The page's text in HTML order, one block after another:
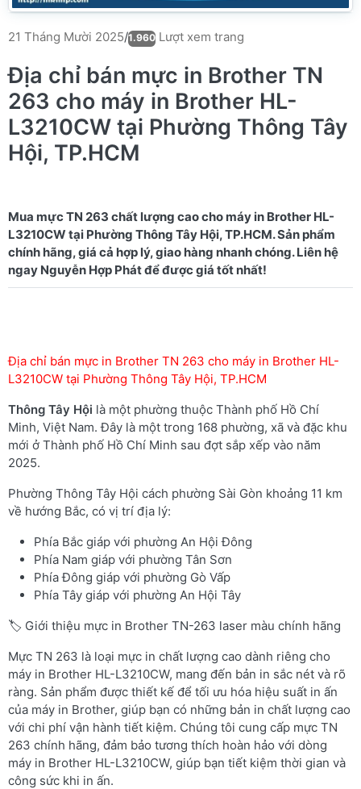
21 Tháng Mười 2025/1.960 Lượt xem trang
Địa chỉ bán mực in Brother TN
263 cho máy in Brother HL-
L3210CW tại Phường Thông Tây
Hội, TP.HCM
Mua mực TN 263 chất lượng cao cho máy in Brother HL-
L3210CW tại Phường Thông Tây Hội, TP.HCM. Sản phẩm
chính hãng, giá cả hợp lý, giao hàng nhanh chóng. Liên hệ
Địa chỉ bán mực in Brother TN 263 cho máy in Brother HL-
L3210CW tại Phường Thông Tây Hội, TP.HCM
Thông Tây Hội là một phường thuộc Thành phố Hồ Chí
Minh, Việt Nam. Đây là một trong 168 phường, xã và đặc khu
mới ở Thành phố Hồ Chí Minh sau đợt sắp xếp vào năm
2025.
Phường Thông Tây Hội cách phường Sài Gòn khoảng 11 km
về hướng Bắc, có vị trí địa lý:
Phía Bắc giáp với phường An Hội Đông
Phía Nam giáp với phường Tân Sơn
Phía Đông giáp với phường Gò Vấp
Phía Tây giáp với phường An Hội Tây
🏷️ Giới thiệu mực in Brother TN-263 laser màu chính hãng
Mực TN 263 là loại mực in chất lượng cao dành riêng cho
máy in Brother HL-L3210CW, mang đến bản in sắc nét và rõ
ràng. Sản phẩm được thiết kế để tối ưu hóa hiệu suất in ấn
của máy in Brother, giúp bạn có những bản in chất lượng cao
với chi phí vận hành tiết kiệm. Chúng tôi cung cấp mực TN
263 chính hãng, đảm bảo tương thích hoàn hảo với dòng
máy in Brother HL-L3210CW, giúp bạn tiết kiệm thời gian và
công sức khi in ấn.